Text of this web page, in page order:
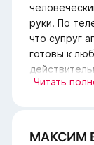
руки. По
что супруг
готовы к
слаженно.
вашей
Читать
МАКСИМ